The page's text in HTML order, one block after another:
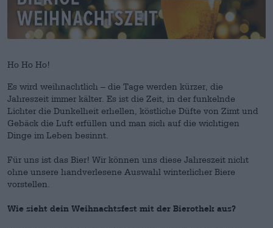
Ho Ho Ho!
Es wird weihnachtlich – die Tage werden kürzer, die
Jahreszeit immer kälter. Es ist die Zeit, in der funkelnde
Lichter die Dunkelheit erhellen, köstliche Düfte von Zimt und
Gebäck die Luft erfüllen und man sich auf die wichtigen
Dinge im Leben besinnt.
Für uns ist das Bier! Wir können uns diese Jahreszeit nicht
ohne unsere handverlesene Auswahl winterlicher Biere
vorstellen.
Wie sieht dein Weihnachtsfest mit der Bierothek aus?